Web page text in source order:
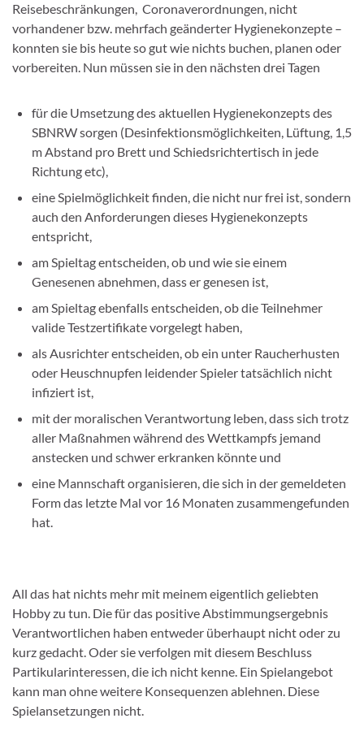
Reisebeschränkungen, Coronaverordnungen, nicht
vorhandener bzw. mehrfach geänderter Hygienekonzepte –
konnten sie bis heute so gut wie nichts buchen, planen oder
vorbereiten. Nun müssen sie in den nächsten drei Tagen
für die Umsetzung des aktuellen Hygienekonzepts des
SBNRW sorgen (Desinfektionsmöglichkeiten, Lüftung, 1,5
m Abstand pro Brett und Schiedsrichtertisch in jede
Richtung etc),
eine Spielmöglichkeit finden, die nicht nur frei ist, sondern
auch den Anforderungen dieses Hygienekonzepts
entspricht,
am Spieltag entscheiden, ob und wie sie einem
Genesenen abnehmen, dass er genesen ist,
am Spieltag ebenfalls entscheiden, ob die Teilnehmer
valide Testzertifikate vorgelegt haben,
als Ausrichter entscheiden, ob ein unter Raucherhusten
oder Heuschnupfen leidender Spieler tatsächlich nicht
infiziert ist,
mit der moralischen Verantwortung leben, dass sich trotz
aller Maßnahmen während des Wettkampfs jemand
anstecken und schwer erkranken könnte und
eine Mannschaft organisieren, die sich in der gemeldeten
Form das letzte Mal vor 16 Monaten zusammengefunden
hat.
All das hat nichts mehr mit meinem eigentlich geliebten
Hobby zu tun. Die für das positive Abstimmungsergebnis
Verantwortlichen haben entweder überhaupt nicht oder zu
kurz gedacht. Oder sie verfolgen mit diesem Beschluss
Partikularinteressen, die ich nicht kenne. Ein Spielangebot
kann man ohne weitere Konsequenzen ablehnen. Diese
Spielansetzungen nicht.